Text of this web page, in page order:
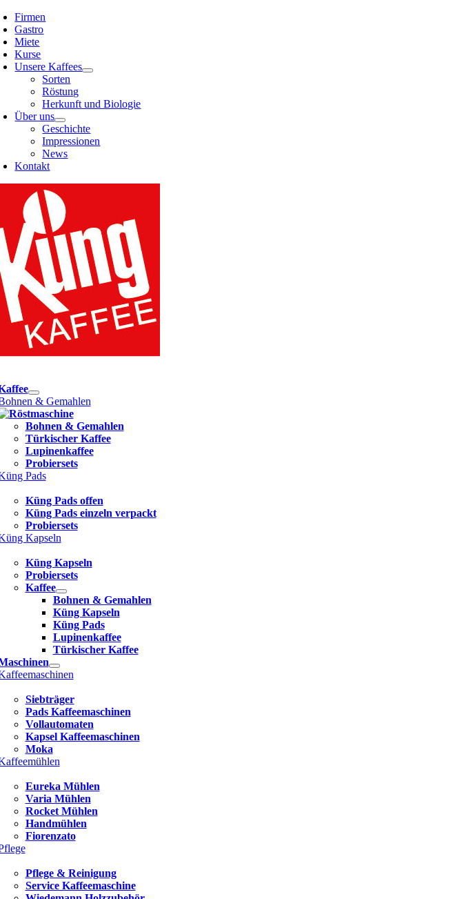
Skip
to
content
Firmen
Gastro
Miete
Kurse
Unsere Kaffees
Sorten
Röstung
Herkunft und Biologie
Über uns
Geschichte
Impressionen
News
Kontakt
& Gemahlen
Bohnen & Gemahlen
Türkischer Kaffee
Lupinenkaffee
Probiersets
Pads
Küng Pads offen
Küng Pads einzeln verpackt
Probiersets
Kapseln
Küng Kapseln
Probiersets
Kaffee
Bohnen & Gemahlen
Küng Kapseln
Küng Pads
Lupinenkaffee
Türkischer Kaffee
Siebträger
Pads Kaffeemaschinen
Vollautomaten
Kapsel Kaffeemaschinen
Moka
Eureka Mühlen
Varia Mühlen
Rocket Mühlen
Handmühlen
Fiorenzato
Pflege & Reinigung
Service Kaffeemaschine